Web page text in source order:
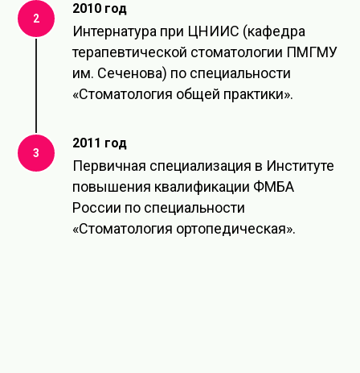
2
2010 год
Интернатура при ЦНИИС (кафедра
терапевтической стоматологии ПМГМУ
им. Сеченова) по специальности
«Стоматология общей практики».
3
2011 год
Первичная специализация в Институте
повышения квалификации ФМБА
России по специальности
«Стоматология ортопедическая».